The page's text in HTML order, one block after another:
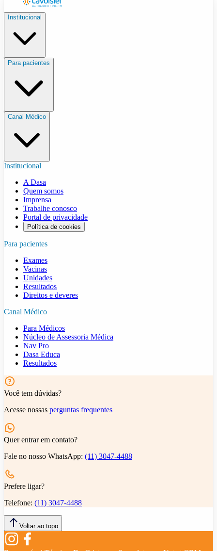
Institucional
Para pacientes
Canal Médico
Institucional
A Dasa
Quem somos
Imprensa
Trabalhe conosco
Portal de privacidade
Política de cookies
Para pacientes
Exames
Vacinas
Unidades
Resultados
Direitos e deveres
Canal Médico
Para Médicos
Núcleo de Assessoria Médica
Nav Pro
Dasa Educa
Resultados
Você tem dúvidas?
Acesse nossas perguntas frequentes
Quer entrar em contato?
Fale no nosso WhatsApp: (11) 3047-4488
Prefere ligar?
Telefone: (11) 3047-4488
Voltar ao topo